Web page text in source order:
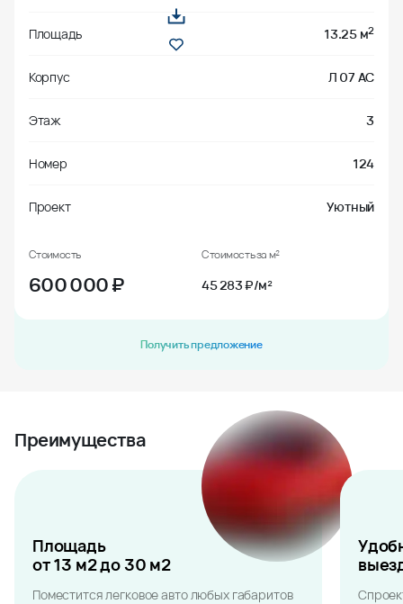
Площадь 13.25 м2
Корпус Л 07 АС
Этаж 3
Номер 124
Проект Уютный
Стоимость
600 000₽
Стоимость за м²
45 283 ₽/м²
Получить предложение
Преимущества
Площадь
от 13 м2 до 30 м2
Поместится легковое авто любых габаритов